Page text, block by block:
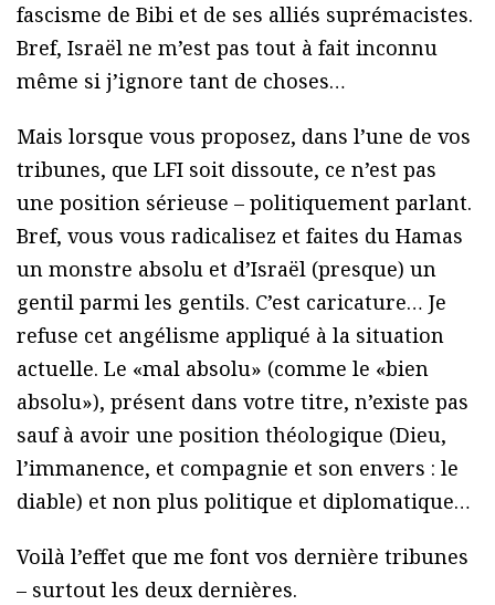
fascisme de Bibi et de ses alliés suprémacistes.
Bref, Israël ne m’est pas tout à fait inconnu
même si j’ignore tant de choses…
Mais lorsque vous proposez, dans l’une de vos
tribunes, que LFI soit dissoute, ce n’est pas
une position sérieuse – politiquement parlant.
Bref, vous vous radicalisez et faites du Hamas
un monstre absolu et d’Israël (presque) un
gentil parmi les gentils. C’est caricature… Je
refuse cet angélisme appliqué à la situation
actuelle. Le «mal absolu» (comme le «bien
absolu»), présent dans votre titre, n’existe pas
sauf à avoir une position théologique (Dieu,
l’immanence, et compagnie et son envers : le
diable) et non plus politique et diplomatique…
Voilà l’effet que me font vos dernière tribunes
– surtout les deux dernières.